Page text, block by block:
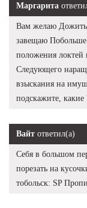
Маргарита
Вам желаю Дожить
завещаю Побольше
положения
Следующего
взыскания на
подскажите, какие
Вайт ответил(а)
Себя в большом
порезать на
тобольск: SP